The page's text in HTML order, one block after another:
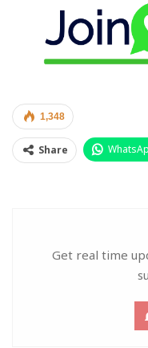
1,348
Share
Get real time